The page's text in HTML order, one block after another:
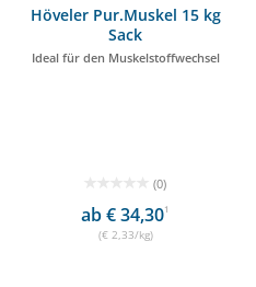
Höveler Pur.Muskel 15 kg
Sack
Ideal für den Muskelstoffwechsel
(0)
ab € 34,301
(€ 2,33/kg)